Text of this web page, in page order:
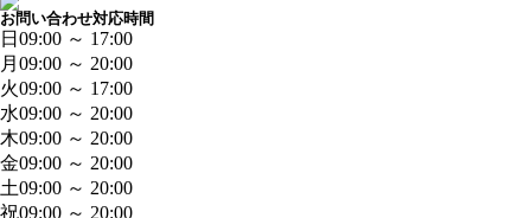
お問い合わせ対応時間
日 09:00 ～ 17:00
月 09:00 ～ 20:00
火09:00 ～ 17:00
水09:00 ～ 20:00
木09:00 ～ 20:00
金09:00 ～ 20:00
土09:00 ～ 20:00
祝09:00 ～ 20:00